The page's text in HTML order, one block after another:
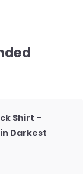
Shirt –
Darkest